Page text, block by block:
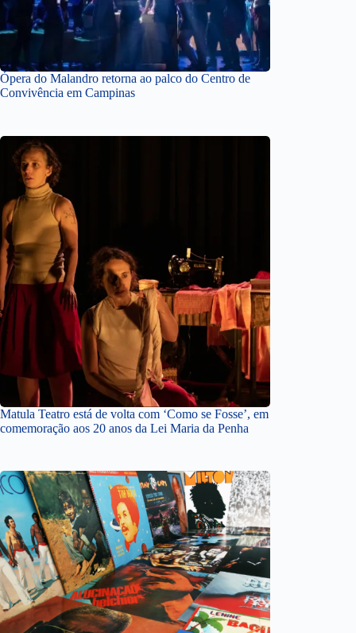
Ópera do Malandro retorna ao palco do Centro de
Convivência em Campinas
Matula Teatro está de volta com ‘Como se Fosse’, em
comemoração aos 20 anos da Lei Maria da Penha